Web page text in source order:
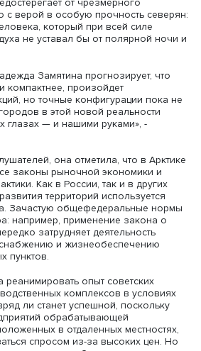
трудности развития
городов: сложности
инфраструктуры, обеспечения
«Северяне нуждаются не в
садах, а в возможности ощутить
цветущую сирень и
докладчица.
все асфальтом и брусчаткой
с улиц не уходит вода. Здесь
в том числе строить
и тротуары.